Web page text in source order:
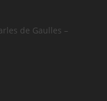
de Gaulles –